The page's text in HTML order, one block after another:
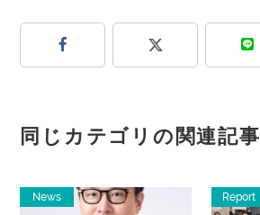
同じカテゴリの関連記事
News Report